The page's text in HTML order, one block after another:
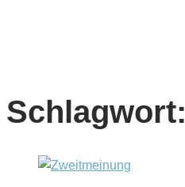
Schlagwort: